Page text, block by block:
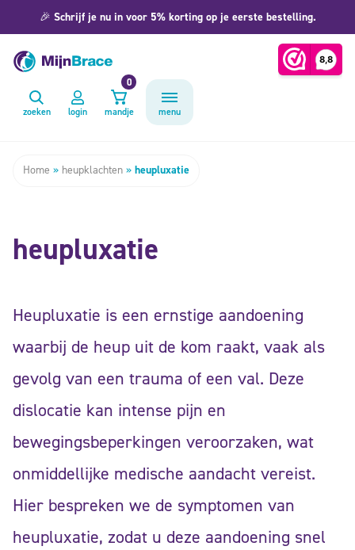
🎉 Schrijf je nu in voor 5% korting op je eerste bestelling.
zoeken login mandje
0
menu
Home » heupklachten » heupluxatie
heupluxatie
Heupluxatie is een ernstige aandoening
waarbij de heup uit de kom raakt, vaak als
gevolg van een trauma of een val. Deze
dislocatie kan intense pijn en
bewegingsbeperkingen veroorzaken, wat
onmiddellijke medische aandacht vereist.
Hier bespreken we de symptomen van
heupluxatie, zodat u deze aandoening snel